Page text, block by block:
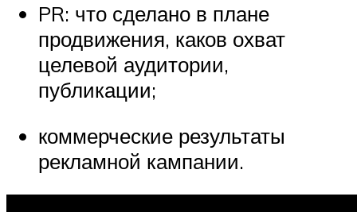
PR: что сделано в плане
продвижения, каков охват
целевой аудитории,
публикации;
коммерческие результаты
рекламной кампании.